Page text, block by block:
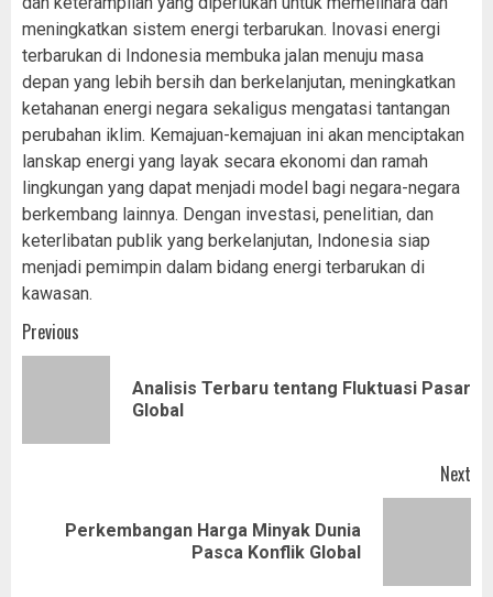
meningkatkan sistem energi terbarukan. Inovasi energi
terbarukan di Indonesia membuka jalan menuju masa
depan yang lebih bersih dan berkelanjutan, meningkatkan
ketahanan energi negara sekaligus mengatasi tantangan
perubahan iklim. Kemajuan-kemajuan ini akan menciptakan
lanskap energi yang layak secara ekonomi dan ramah
lingkungan yang dapat menjadi model bagi negara-negara
berkembang lainnya. Dengan investasi, penelitian, dan
keterlibatan publik yang berkelanjutan, Indonesia siap
menjadi pemimpin dalam bidang energi terbarukan di
kawasan.
Post
navigation
Previous
Analisis Terbaru tentang Fluktuasi Pasar
Global
Next
Perkembangan Harga Minyak Dunia
Pasca Konflik Global